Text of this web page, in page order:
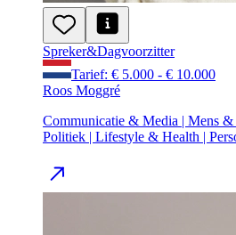
Spreker&Dagvoorzitter
Tarief: € 5.000 - € 10.000
Roos Moggré
Communicatie & Media | Mens
Politiek | Lifestyle & Health |